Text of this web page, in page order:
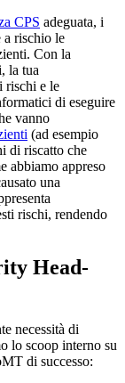
CPS adeguata, i
a rischio le
Con la
la tua
rischi e le
di eseguire
vanno
(ad esempio
di riscatto che
abbiamo appreso
una
rischi, rendendo
Head-
necessità di
lo scoop interno su
di successo: